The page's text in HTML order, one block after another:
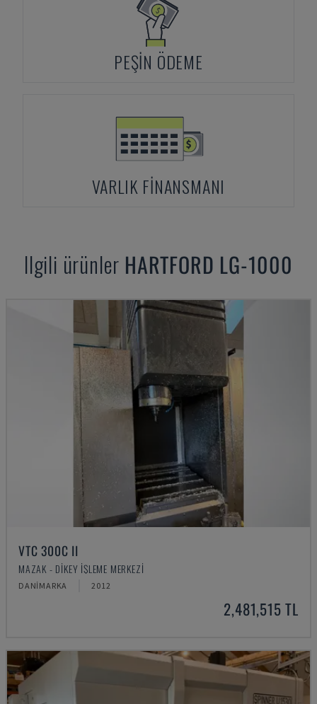
PEŞIN ÖDEME
VARLIK FINANSMANI
Ilgili ürünler HARTFORD LG-1000
VTC 300C II
MAZAK - DIKEY İŞLEME MERKEZI
DANIMARKA 2012
2,481,515 TL